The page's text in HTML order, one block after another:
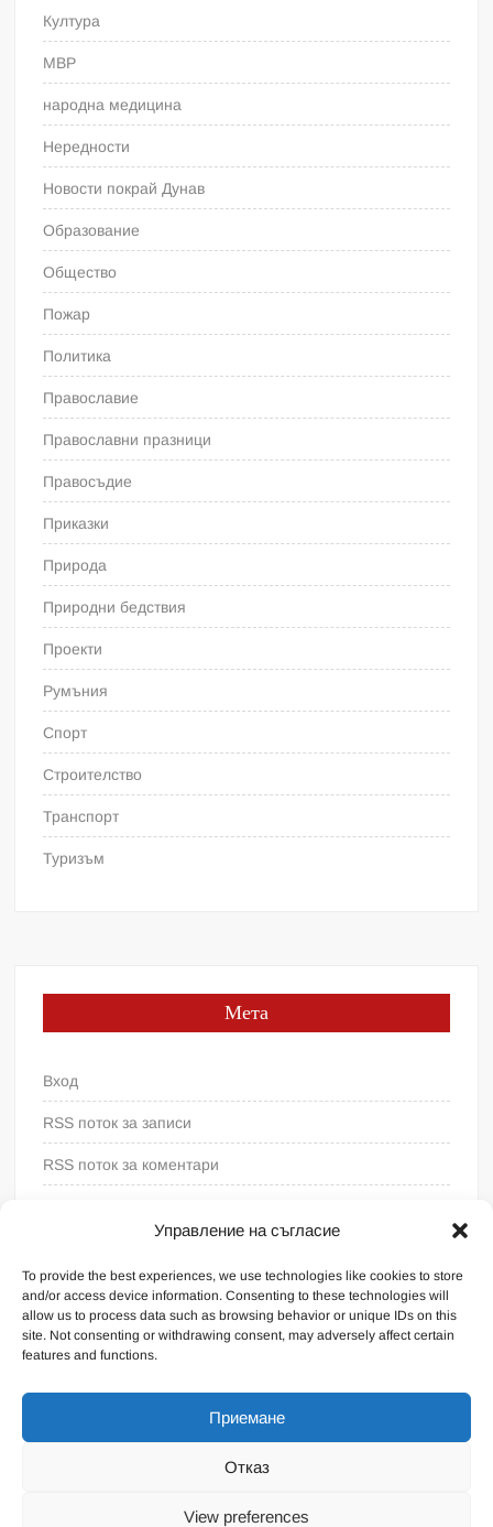
Управление на съгласие
To provide the best experiences, we use technologies like cookies to store
and/or access device information. Consenting to these technologies will
allow us to process data such as browsing behavior or unique IDs on this
site. Not consenting or withdrawing consent, may adversely affect certain
features and functions.
Приемане
Отказ
View preferences
Култура
МВР
народна медицина
Нередности
Новости покрай Дунав
Образование
Общество
Пожар
Политика
Православие
Православни празници
Правосъдие
Приказки
Природа
Природни бедствия
Проекти
Румъния
Спорт
Строителство
Транспорт
Туризъм
Мета
Вход
RSS поток за записи
RSS поток за коментари
Proudly powered by WordPress |Theme: FreeNews